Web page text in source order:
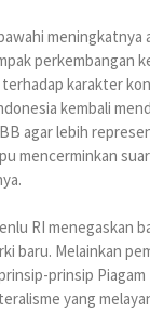
meningkatnya
perkembangan
karakter
kembali
agar lebih
mencerminkan
RI menegaskan
baru. Melainkan
prinsip Piagam
yang